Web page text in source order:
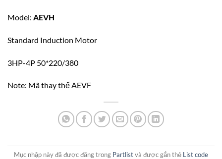
Model: AEVH
Standard Induction Motor
3HP-4P 50*220/380
Note: Mã thay thế AEVF
Mục nhập này đã được đăng trong Partlistvà được gắn thẻ List code